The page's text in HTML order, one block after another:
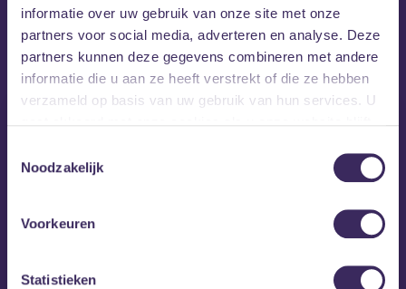
informatie over uw gebruik van onze site met onze
partners voor social media, adverteren en analyse. Deze
partners kunnen deze gegevens combineren met andere
informatie die u aan ze heeft verstrekt of die ze hebben
verzameld op basis van uw gebruik van hun services. U
Noodzakelijk
Voorkeuren
Statistieken
MEZZ tipt